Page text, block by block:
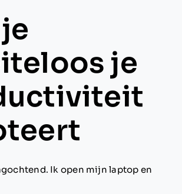
je
Ik open mijn laptop en